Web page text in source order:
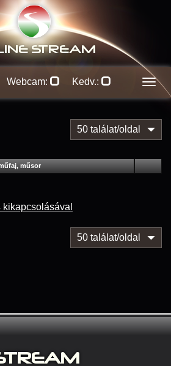
STREAM
Webcam: Kedv.:
50 találat/oldal
műsor
50 találat/oldal
TREAM